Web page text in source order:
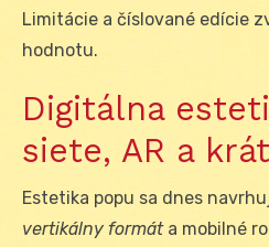
Limitácie a číslované edície
hodnotu.
Digitálna
siete, AR a
Estetika popu sa dnes
vertikálny formáta mobilné